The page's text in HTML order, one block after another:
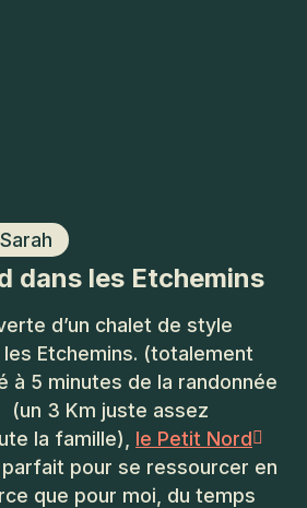
dans les Etchemins
d’un chalet de style
Etchemins. (totalement
à 5 minutes de la randonnée
(un 3 Km juste assez
la famille), le Petit Nord
pour se ressourcer en
que pour moi, du temps